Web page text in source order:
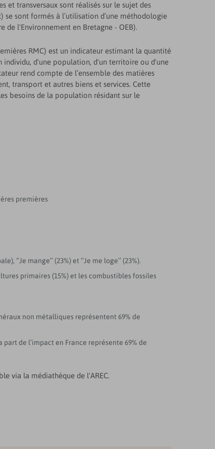
et transversaux sont réalisés sur le sujet des
se sont formés à l’utilisation d’une méthodologie
de l'Environnement en Bretagne - OEB).
RMC) est un indicateur estimant la quantité
individu, d'une population, d'un territoire ou d'une
rend compte de l’ensemble des matières
transport et autres biens et services. Cette
besoins de la population résidant sur le
premières
mange’’ (23%) et ‘’Je me loge’’ (23%).
primaires (15%) et les combustibles fossiles
non métalliques représentent 69% de
de l’impact en France représente 69% de
via la médiathèque de l'AREC.